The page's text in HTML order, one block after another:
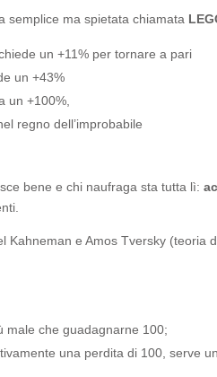
semplice ma spietata chiamata
un +11% per tornare a pari
un +43%
un +100%,
regno dell’improbabile
bene e chi naufraga sta tutta lì:
Kahneman e Amos Tversky (teoria
male che guadagnarne 100;
una perdita di 100, serve